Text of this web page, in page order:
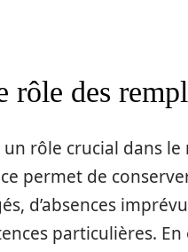
rôle des
rôle crucial dans le
permet de
d’absences
particulières.